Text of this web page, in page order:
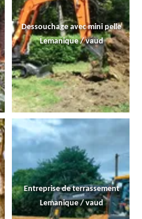
Dessouchage avec mini pelle
Lemanique / vaud
Entreprise de terrassement
Lemanique / vaud